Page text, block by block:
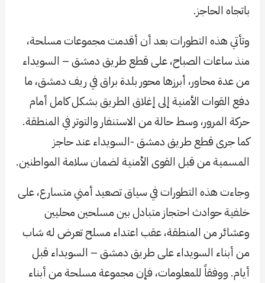
باتجاه الحاجز.
وتأتي هذه التطورات بعد أن أقدمت مجموعات مسلحة،
منذ ساعات الصباح، على قطع طريق دمشق – السويداء
من عدة محاور، أبرزها محور بلدة براق في ريف دمشق، ما
دفع القوات الأمنية إلى إغلاق الطريق بشكل كامل أمام
حركة المرور، وسط حالة من الاستنفار والتوتر في المنطقة.
كما جرى قطع طريق دمشق -السويداء عند حاجز
المسمية من قبل القوى الأمنية لضمان سلامة المواطنين.
وجاءت هذه التطورات في سياق تصعيد أمني متسارع، على
خلفية حوادث احتجاز متبادل بين مسلحين محليين
وعشائر من المنطقة، عقب اعتداء مسلح تعرض له شاب
من أبناء السويداء على طريق دمشق – السويداء قبل
أيام. ووفقاً للمعلومات، فإن مجموعة مسلحة من أبناء